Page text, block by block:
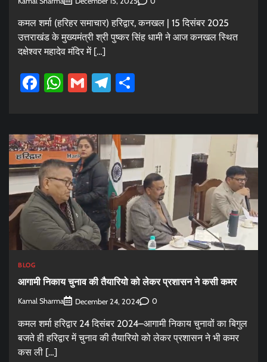
कमल शर्मा (हरिहर समाचार) हरिद्वार, कनखल | 15 दिसंबर 2025
उत्तराखंड के मुख्यमंत्री श्री पुष्कर सिंह धामी ने आज कनखल स्थित
दक्षेश्वर महादेव मंदिर में […]
Facebook
WhatsApp
GmailTelegram
BLOG
आगामी निकाय चुनाव की तैयारियो को लेकर प्रशासन ने कसी कमर
Kamal Sharma December 24, 2024 0
कमल शर्मा हरिद्वार 24 दिसंबर 2024–आगामी निकाय चुनावों का बिगुल
बजते ही हरिद्वार में चुनाव की तैयारियो को लेकर प्रशासन ने भी कमर
कस ली […]